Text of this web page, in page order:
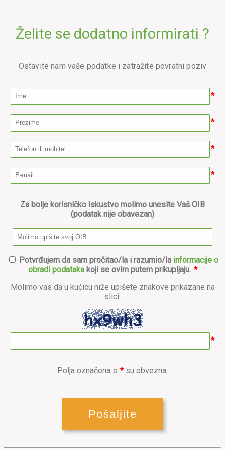
Želite se dodatno informirati ?
Ostavite nam vaše podatke i zatražite povratni poziv
*
*
*
*
Za bolje korisničko iskustvo molimo unesite Vaš OIB
(podatak nije obavezan)
Potvrđujem da sam pročitao/la i razumio/la informacije o
obradi podatakakoji se ovim putem prikupljaju. *
Molimo vas da u kućicu niže upišete znakove prikazane na
slici:
*
Polja označena s *su obvezna.